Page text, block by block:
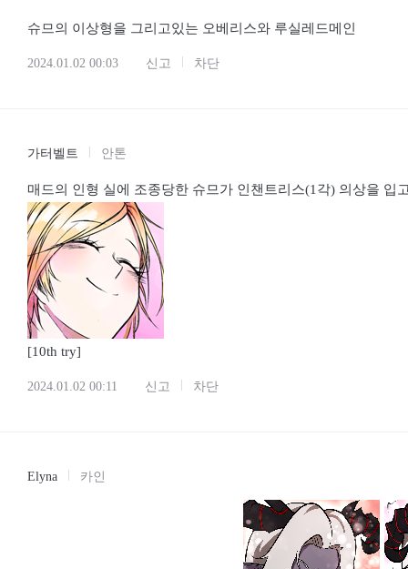
슈므의 이상형을 그리고있는 오베리스와 루실레드메인
2024.01.02 00:03 신고 차단
가터벨트 안톤
매드의 인형 실에 조종당한 슈므가 인챈트리스(1각) 의상을 입
[10th try]
2024.01.02 00:11 신고 차단
Elyna 카인